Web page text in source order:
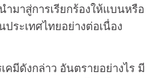
ำมาสู่การเรียกร้องให้แบนหรือ
ประเทศไทยอย่างต่อเนื่อง
เคมีดังกล่าว อันตรายอย่างไร มี